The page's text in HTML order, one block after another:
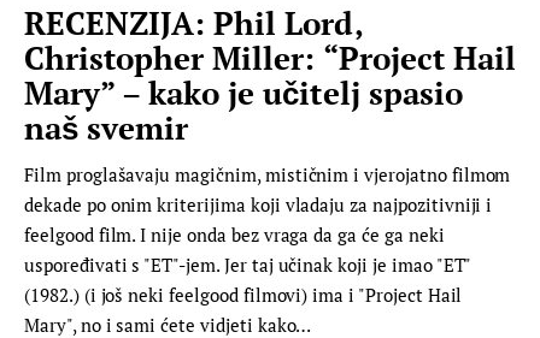
RECENZIJA: Phil Lord,
Christopher Miller: “Project Hail
Mary” – kako je učitelj spasio
naš svemir
Film proglašavaju magičnim, mističnim i vjerojatno filmom
dekade po onim kriterijima koji vladaju za najpozitivniji i
feelgood film. I nije onda bez vraga da ga će ga neki
uspoređivati s "ET"-jem. Jer taj učinak koji je imao "ET"
(1982.) (i još neki feelgood filmovi) ima i "Project Hail
Mary", no i sami ćete vidjeti kako…